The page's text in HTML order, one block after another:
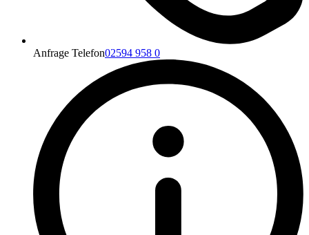
Anfrage Telefon02594 958 0